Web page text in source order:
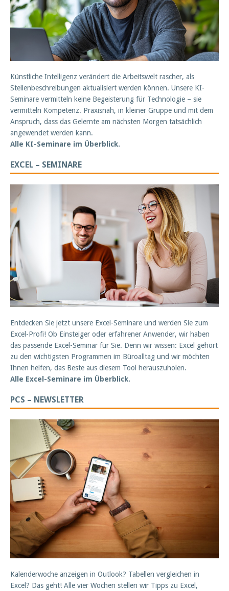
Künstliche Intelligenz verändert die Arbeitswelt rascher, als
Stellenbeschreibungen aktualisiert werden können. Unsere KI-
Seminare vermitteln keine Begeisterung für Technologie – sie
vermitteln Kompetenz. Praxisnah, in kleiner Gruppe und mit dem
Anspruch, dass das Gelernte am nächsten Morgen tatsächlich
angewendet werden kann.
Alle KI-Seminare im Überblick.
EXCEL – SEMINARE
Entdecken Sie jetzt unsere Excel-Seminare und werden Sie zum
Excel-Profi! Ob Einsteiger oder erfahrener Anwender, wir haben
das passende Excel-Seminar für Sie. Denn wir wissen: Excel gehört
zu den wichtigsten Programmen im Büroalltag und wir möchten
Ihnen helfen, das Beste aus diesem Tool herauszuholen.
Alle Excel-Seminare im Überblick.
PCS – NEWSLETTER
Kalenderwoche anzeigen in Outlook? Tabellen vergleichen in
Excel? Das geht! Alle vier Wochen stellen wir Tipps zu Excel,